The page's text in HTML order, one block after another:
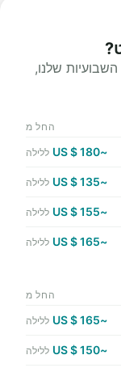
שלנו,
החל מ
~180 $ US ללילה
~135 $ US ללילה
~155 $ US ללילה
~165 $ US ללילה
החל מ
~165 $ US ללילה
~150 $ US ללילה